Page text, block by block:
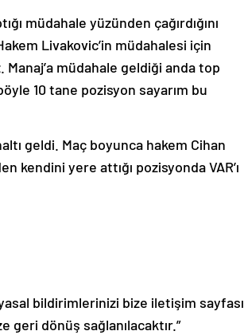
müdahale yüzünden çağırdığını
Livakovic’in müdahalesi için
Manaj’a müdahale geldiği anda top
10 tane pozisyon sayarım bu
geldi. Maç boyunca hakem Cihan
kendini yere attığı pozisyonda VAR’ı
bildirimlerinizi bize iletişim sayfası
dönüş sağlanılacaktır.”